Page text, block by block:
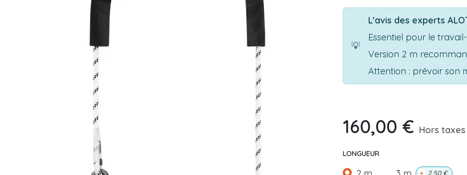
💡
L'avis des experts
Essentiel pour le
Version 2 m
Attention : prévoir son
160,00 € Hors taxes
LONGUEUR
+ 2,50€